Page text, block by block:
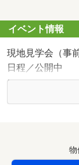
イベント情報
現地見学会（事
日程／公開中
＼当社が現地販
物件について
赤いボタンを 物